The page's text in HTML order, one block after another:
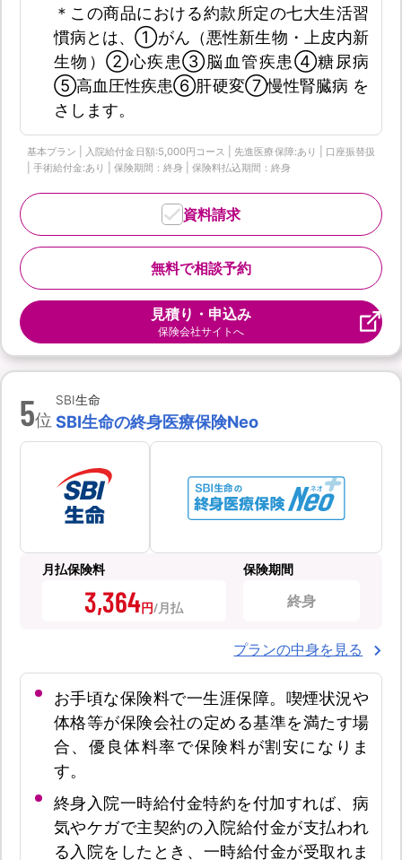
＊この商品における約款所定の七大生活習
慣病とは、①がん（悪性新生物・上皮内新
生物）②心疾患③脳血管疾患④糖尿病
⑤高血圧性疾患⑥肝硬変⑦慢性腎臓病 を
さします。
基本プラン | 入院給付金日額:5,000円コース | 先進医療保障:あり | 口座振替扱
| 手術給付金:あり | 保険期間：終身 | 保険料払込期間：終身
無料で相談予約
資料請求
見積り・申込み
保険会社サイトへ
5位
SBI生命
SBI生命の終身医療保険Neo
月払保険料
3,364円
保険期間
終身
プランの中身を見る
お手頃な保険料で一生涯保障。喫煙状況や
体格等が保険会社の定める基準を満たす場
合、優良体料率で保険料が割安になりま
す。
終身入院一時給付金特約を付加すれば、病
気やケガで主契約の入院給付金が支払われ
る入院をしたとき、一時給付金が受取れま